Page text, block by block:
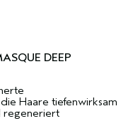
DEEP
Haare tiefenwirksam
regeneriert